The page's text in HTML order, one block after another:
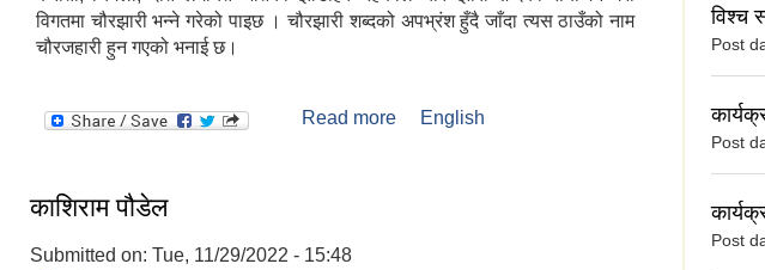
विगतमा चौरझारी भन्ने गरेको पाइछ । चौरझारी शब्दको अपभ्रंश हुँदै जाँदा त्यस ठाउँको नाम
चौरजहारी हुन गएको भनाई छ।
Read more about चौरजहारी नगरपालिकाको संक्षिप्त
English
काशिराम पौडेल
Submitted on: Tue, 11/29/2022 - 15:48
विश्च
Post
Post
Post